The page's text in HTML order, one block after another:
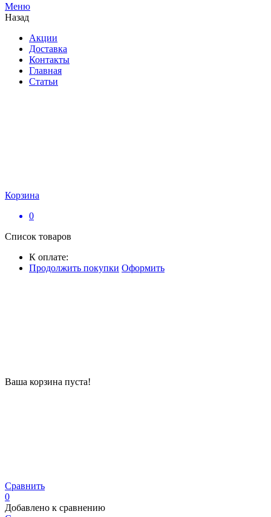
Меню
Назад
Акции
Доставка
Контакты
Главная
Статьи
Корзина
0
Список товаров
К оплате:
Продолжить покупки Оформить
Ваша корзина пуста!
Сравнить
0
Добавлено к сравнению